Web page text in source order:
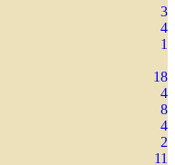
3
4
1
18
4
8
4
2
11